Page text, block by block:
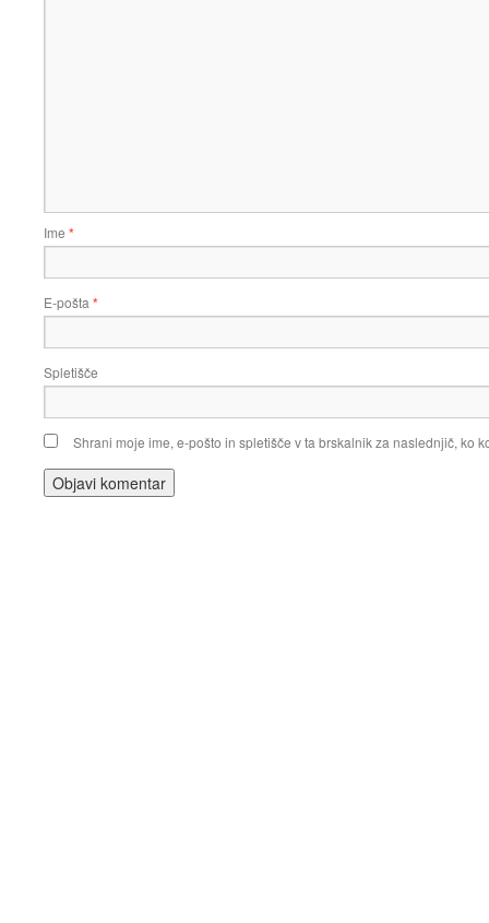
Ime *
E-pošta *
Spletišče
Shrani moje ime, e-pošto in spletišče v ta brskalnik za naslednjič, ko